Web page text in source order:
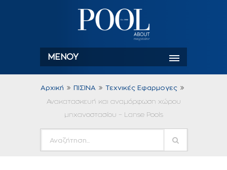
ΜΕΝΟΎ
Αρχική ΠΙΣΙΝΑ
Τεχνικές Εφαρμογες
Ανακατασκευή και αναμόρφωση χώρου
μηχανοστασίου – Lanse Pools